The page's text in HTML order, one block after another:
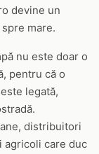
devine un
mare.
nu este doar o
pentru că o
legată,
distribuitori
agricoli care duc